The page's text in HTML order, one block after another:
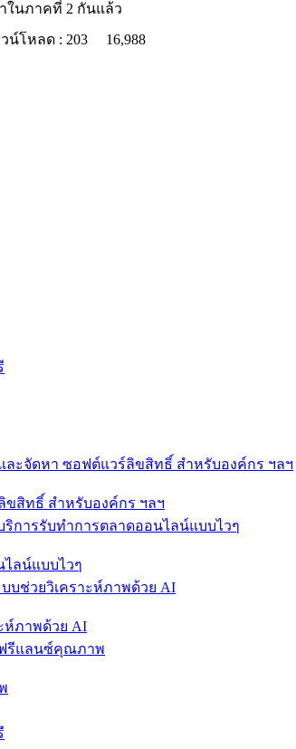
ในภาคที่ 2 กันแล้ว
น์โหลด : 203 16,988
ขสิทธิ์ สำหรับองค์กร ฯลฯ
ลน์แบบไวๆ
ห์ภาพด้วย AI